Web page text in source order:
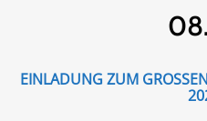
08.
EINLADUNG ZUM